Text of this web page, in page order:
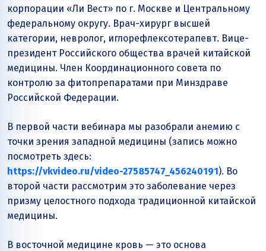
корпорации «Ли Вест» по г. Москве и Центральному
федеральному округу. Врач-хирург высшей
категории, невролог, иглорефлексотерапевт. Вице-
президент Российского общества врачей китайской
медицины. Член Координационного совета по
контролю за фитопрепаратами при Минздраве
Российской Федерации.
В первой части вебинара мы разобрали анемию с
точки зрения западной медицины (запись можно
посмотреть здесь:
https://vkvideo.ru/video-27585747_456240191). Во
второй части рассмотрим это заболевание через
призму целостного подхода традиционной китайской
медицины.
В восточной медицине кровь — это основа